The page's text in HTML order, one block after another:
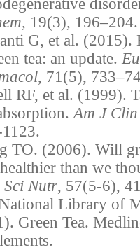
, 19(3), 196–204.
G, et al. (2015).
tea: an update.
, 71(5),
RF, et al. (1999).
Am J
TO. (2006). Will
than we
Sci Nutr, 57(5-6),
Library of
Green Tea.